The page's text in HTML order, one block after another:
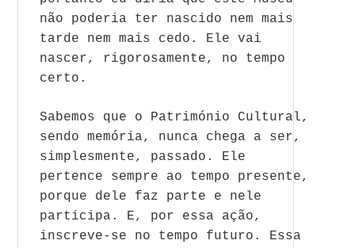
não poderia ter nascido nem mais
tarde nem mais cedo. Ele vai
nascer, rigorosamente, no tempo
certo.
Sabemos que o Património Cultural,
sendo memória, nunca chega a ser,
simplesmente, passado. Ele
pertence sempre ao tempo presente,
porque dele faz parte e nele
participa. E, por essa ação,
inscreve-se no tempo futuro. Essa